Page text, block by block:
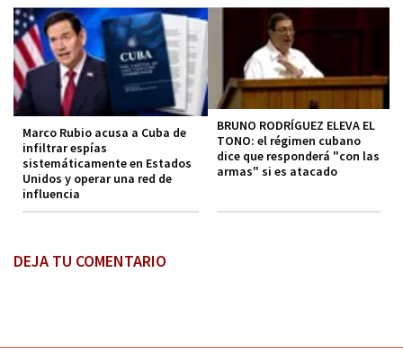
Marco Rubio acusa a Cuba de
infiltrar espías
sistemáticamente en Estados
Unidos y operar una red de
influencia
BRUNO RODRÍGUEZ ELEVA EL
TONO: el régimen cubano
dice que responderá "con las
armas" si es atacado
DEJA TU COMENTARIO